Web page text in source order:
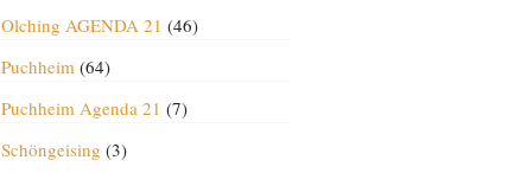
Olching AGENDA 21 (46)
Puchheim(64)
Puchheim Agenda 21 (7)
Schöngeising (3)